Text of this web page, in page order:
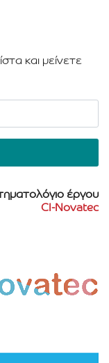
και μείνετε
έργου
CI-Novatec